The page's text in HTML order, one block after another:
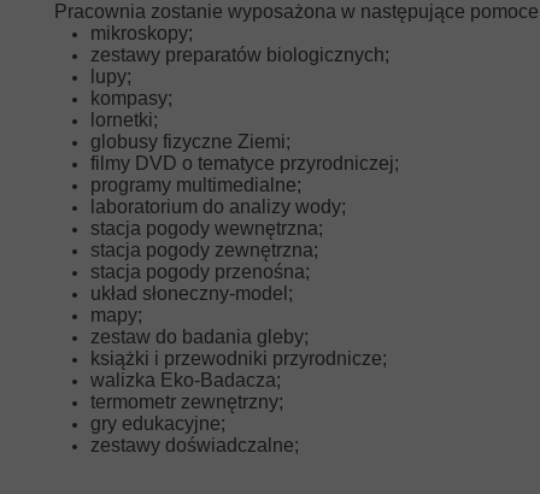
Pracownia zostanie wyposażona w następujące
mikroskopy;
zestawy preparatów biologicznych;
lupy;
kompasy;
lornetki;
globusy fizyczne Ziemi;
filmy DVD o tematyce przyrodniczej;
programy multimedialne;
laboratorium do analizy wody;
stacja pogody wewnętrzna;
stacja pogody zewnętrzna;
stacja pogody przenośna;
układ słoneczny-model;
mapy;
zestaw do badania gleby;
książki i przewodniki przyrodnicze;
walizka Eko-Badacza;
termometr zewnętrzny;
gry edukacyjne;
zestawy doświadczalne;